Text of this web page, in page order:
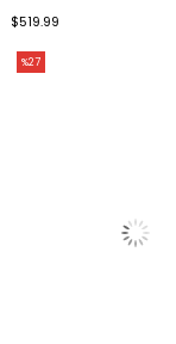
$519.99
%27